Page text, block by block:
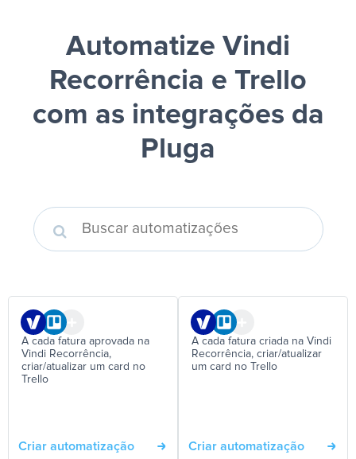
Automatize Vindi
Recorrência e Trello
com as integrações da
Pluga
A cada fatura aprovada na
Vindi Recorrência,
criar/atualizar um card no
Trello
Criar automatização
A cada fatura criada na Vindi
Recorrência, criar/atualizar
um card no Trello
Criar automatização